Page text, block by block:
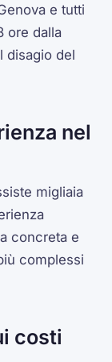
e tutti
ore dalla
disagio del
nel
migliaia
concreta e
complessi
costi